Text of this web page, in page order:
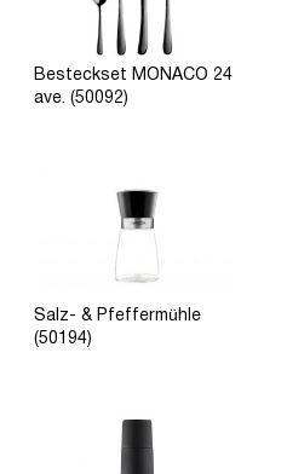
Besteckset MONACO 24
ave. (50092)
Salz- & Pfeffermühle
(50194)